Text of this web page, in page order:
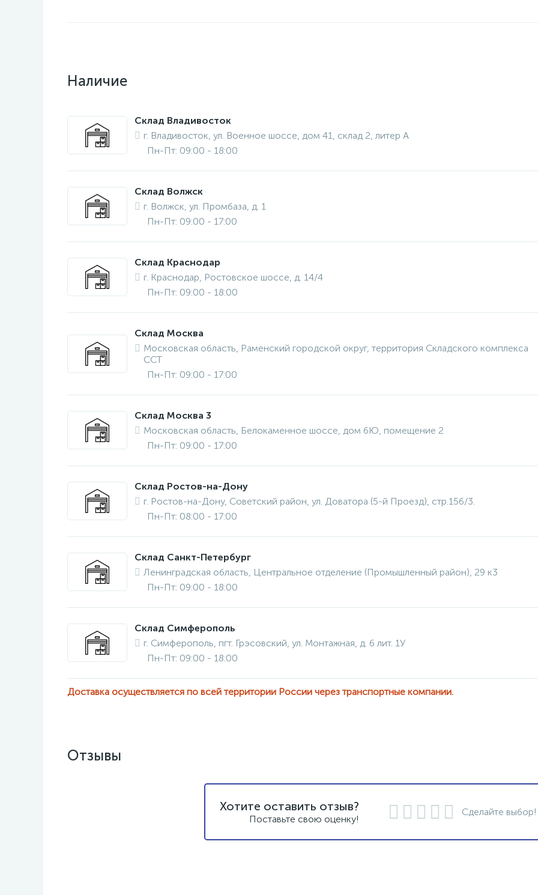
Наличие
Склад Владивосток
г. Владивосток, ул. Военное шоссе, дом 41, склад 2, литер А
Пн-Пт: 09:00 - 18:00
Склад Волжск
г. Волжск, ул. Промбаза, д. 1
Пн-Пт: 09:00 - 17:00
Склад Краснодар
г. Краснодар, Ростовское шоссе, д. 14/4
Пн-Пт: 09:00 - 18:00
Склад Москва
Московская область, Раменский городской округ, территория Складского комплекса
ССТ
Пн-Пт: 09:00 - 17:00
Склад Москва 3
Московская область, Белокаменное шоссе, дом 6Ю, помещение 2
Пн-Пт: 09:00 - 17:00
Склад Ростов-на-Дону
г. Ростов-на-Дону, Советский район, ул. Доватора (5-й Проезд), стр.156/3.
Пн-Пт: 08:00 - 17:00
Склад Санкт-Петербург
Ленинградская область, Центральное отделение (Промышленный район), 29 к3
Пн-Пт: 09:00 - 18:00
Склад Симферополь
г. Симферополь, пгт. Грэсовский, ул. Монтажная, д. 6 лит. 1У
Пн-Пт: 09:00 - 18:00
Доставка осуществляется по всей территории России через транспортные компании.
Отзывы
Хотите оставить отзыв?
Поставьте свою оценку!
Сделайте выбор!